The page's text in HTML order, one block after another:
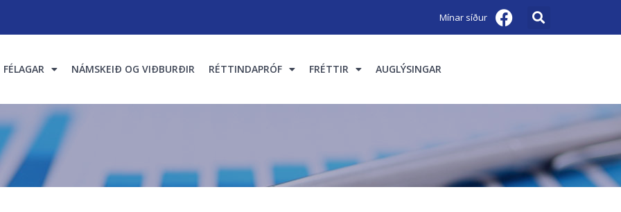
Mínar síður
FÉLAGAR NÁMSKEIÐ OG VIÐBURÐIR RÉTTINDAPRÓF FRÉTTIR AUGLÝSINGAR